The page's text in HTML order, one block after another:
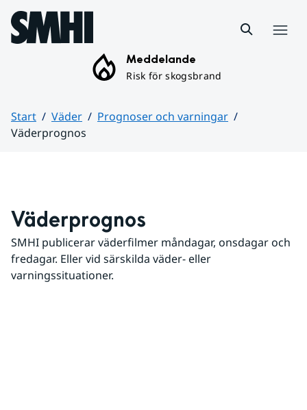
Hoppa till sidans innehåll
Meddelande
Risk för skogsbrand
Start Väder
Prognoser och varningar
Väderprognos
Väderprognos
SMHI publicerar väderfilmer måndagar, onsdagar och
fredagar. Eller vid särskilda väder- eller
varningssituationer.